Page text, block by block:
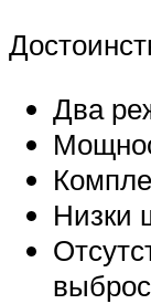
Два
Низки